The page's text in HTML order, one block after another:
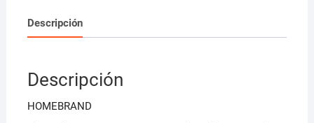
32
An
Descripción
Descripción
HOMEBRAND